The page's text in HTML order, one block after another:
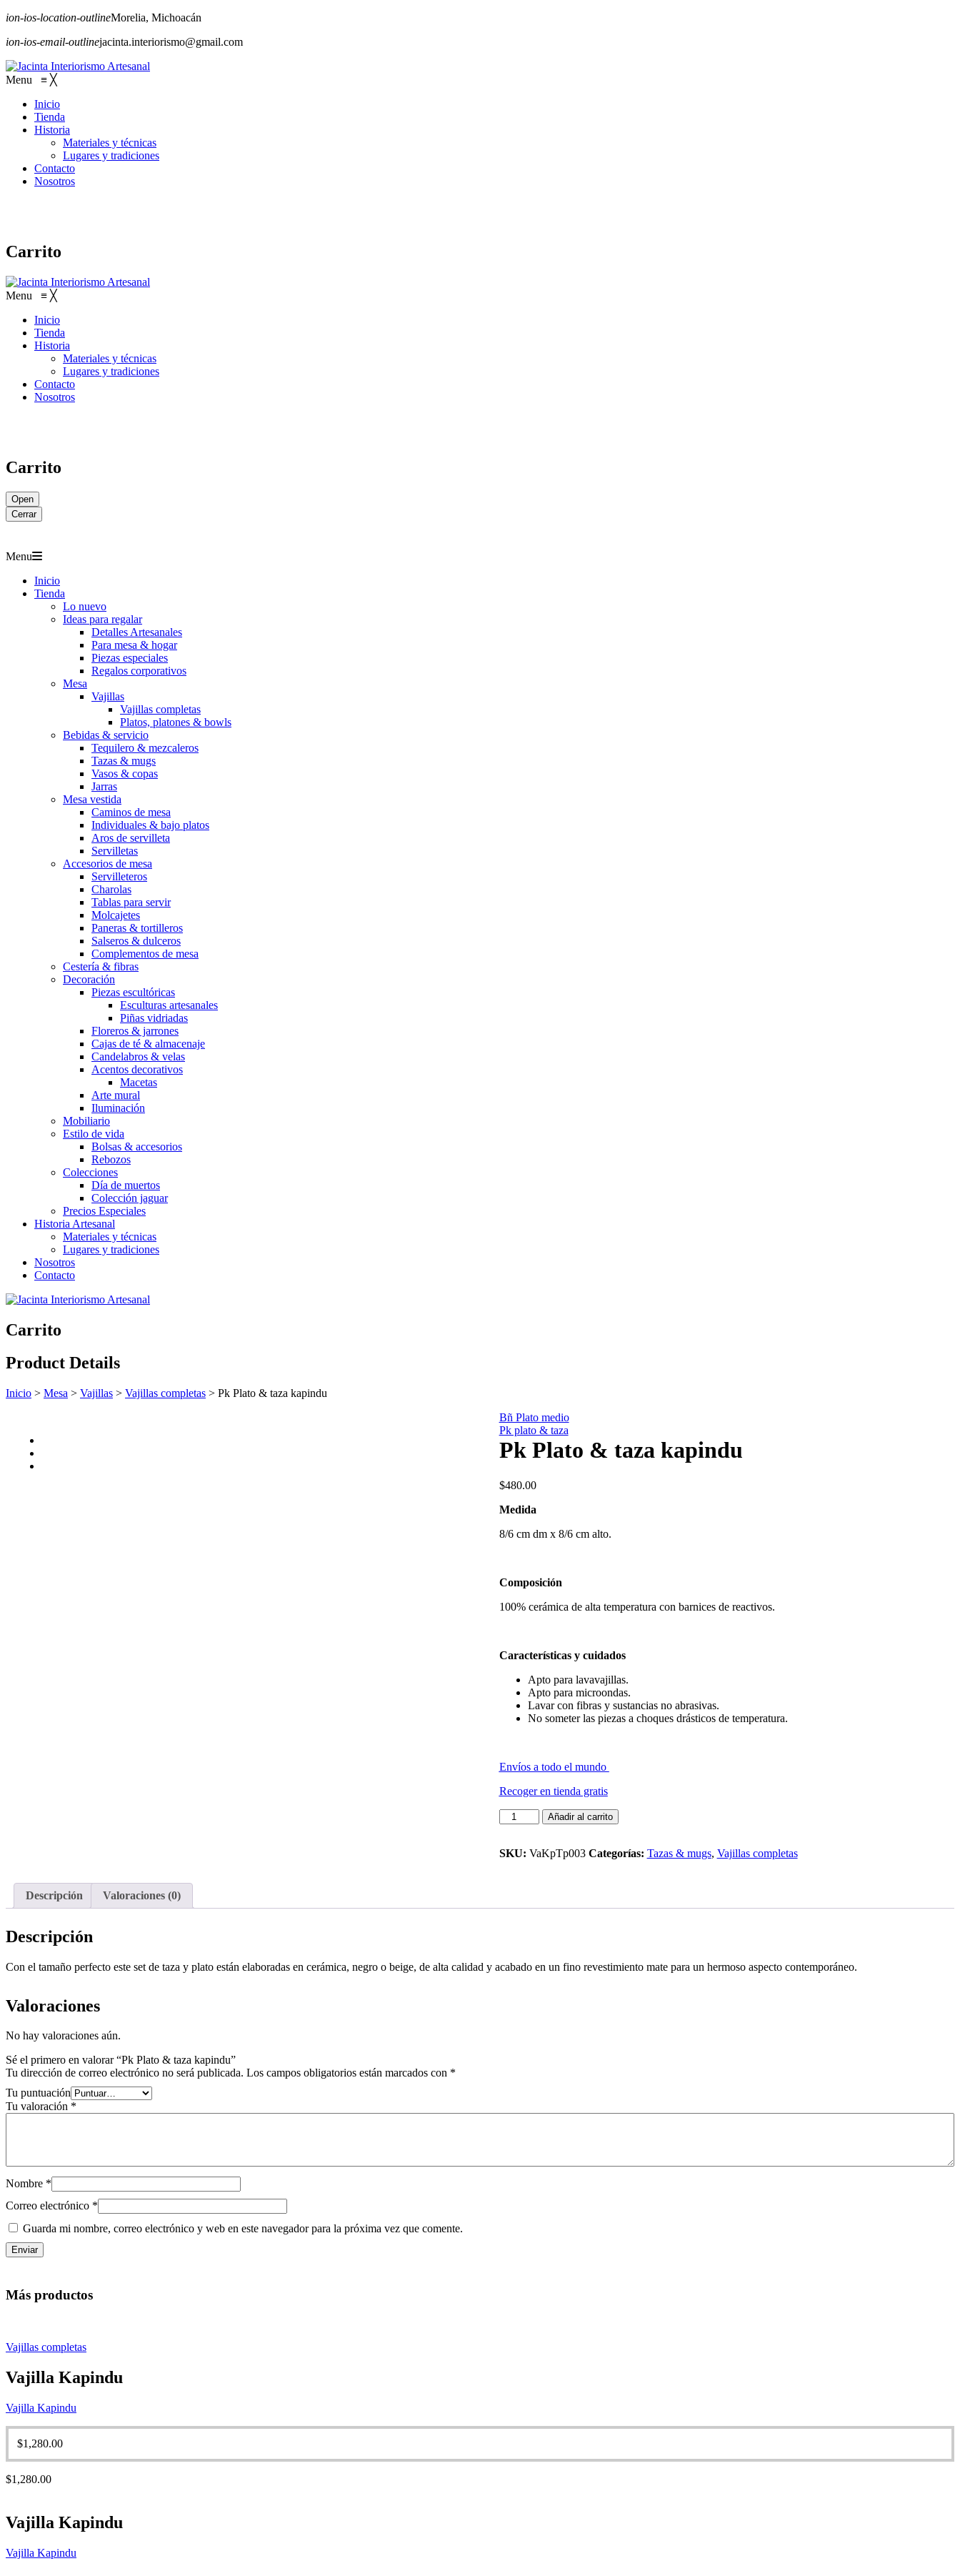
ion-ios-location-outlineMorelia, Michoacán
ion-ios-email-outlinejacinta.interiorismo@gmail.com
Menu ≡ ╳
Inicio
Tienda
Historia
Materiales y técnicas
Lugares y tradiciones
Contacto
Nosotros
Carrito
Menu ≡ ╳
Inicio
Tienda
Historia
Materiales y técnicas
Lugares y tradiciones
Contacto
Nosotros
Carrito
Open
Cerrar
Menu
Inicio
Tienda
Lo nuevo
Ideas para regalar
Detalles Artesanales
Para mesa & hogar
Piezas especiales
Regalos corporativos
Mesa
Vajillas
Vajillas completas
Platos, platones & bowls
Bebidas & servicio
Tequilero & mezcaleros
Tazas & mugs
Vasos & copas
Jarras
Mesa vestida
Caminos de mesa
Individuales & bajo platos
Aros de servilleta
Servilletas
Accesorios de mesa
Servilleteros
Charolas
Tablas para servir
Molcajetes
Paneras & tortilleros
Salseros & dulceros
Complementos de mesa
Cestería & fibras
Decoración
Piezas escultóricas
Esculturas artesanales
Piñas vidriadas
Floreros & jarrones
Cajas de té & almacenaje
Candelabros & velas
Acentos decorativos
Macetas
Arte mural
Iluminación
Mobiliario
Estilo de vida
Bolsas & accesorios
Rebozos
Colecciones
Día de muertos
Colección jaguar
Precios Especiales
Historia Artesanal
Materiales y técnicas
Lugares y tradiciones
Nosotros
Contacto
Carrito
Product Details
Inicio > Mesa > Vajillas > Vajillas completas > Pk Plato & taza kapindu
Bñ Plato medio
Pk plato & taza
Pk Plato & taza kapindu
$480.00
Medida
8/6 cm dm x 8/6 cm alto.
Composición
100% cerámica de alta temperatura con barnices de reactivos.
Características y cuidados
Apto para lavavajillas.
Apto para microondas.
Lavar con fibras y sustancias no abrasivas.
No someter las piezas a choques drásticos de temperatura.
Envíos a todo el mundo
Recoger en tienda gratis
Plato
taza
Añadir al carrito
SKU: VaKpTp003 Categorías: Tazas & mugs, Vajillas completas
Descripción Valoraciones (0)
Descripción
Con el tamaño perfecto este set de taza y plato están elaboradas en cerámica, negro o beige, de alta calidad y acabado en un fino revestimiento mate para un hermoso aspecto contemporáneo.
Valoraciones
No hay valoraciones aún.
Sé el primero en valorar “Pk Plato & taza kapindu”
Tu dirección de correo electrónico no será publicada. Los campos obligatorios están marcados con *
Tu puntuación
Tu valoración *
Nombre *
Correo electrónico *
Guarda mi nombre, correo electrónico y web en este navegador para la próxima vez que comente.
Más productos
Vajillas completas
Vajilla Kapindu
Vajilla Kapindu
$1,280.00
$1,280.00
Vajilla Kapindu
Vajilla Kapindu